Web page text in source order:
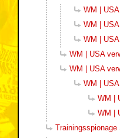
WM |
WM |
WM |
WM | USA
WM | USA
WM |
WM |
WM |